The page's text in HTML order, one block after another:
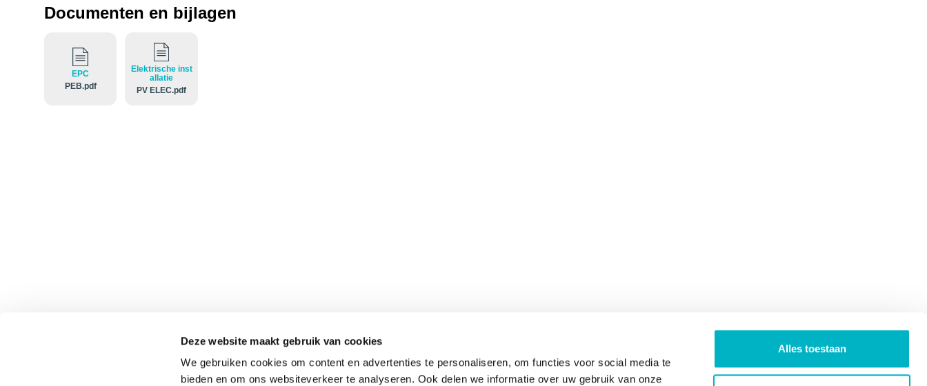
Deze website maakt gebruik van cookies
We gebruiken cookies om content en advertenties te personaliseren, om functies voor social media te
bieden en om ons websiteverkeer te analyseren. Ook delen we informatie over uw gebruik van onze
Alles toestaan
Documenten en bijlagen
EPC
PEB.pdf
Elektrische inst
allatie
PV ELEC.pdf